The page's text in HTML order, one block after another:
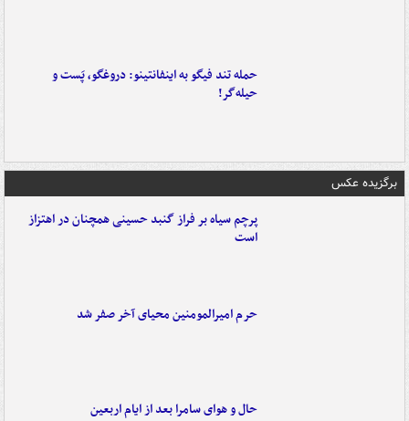
حمله تند فیگو به اینفانتینو: دروغگو، پَست‌ و
حیله‌گر!
برگزیده عکس
پرچم سیاه بر فراز گنبد حسینی همچنان در اهتزاز
است
حرم امیرالمومنین محیای آخر صفر شد
حال و هوای سامرا بعد از ایام اربعین